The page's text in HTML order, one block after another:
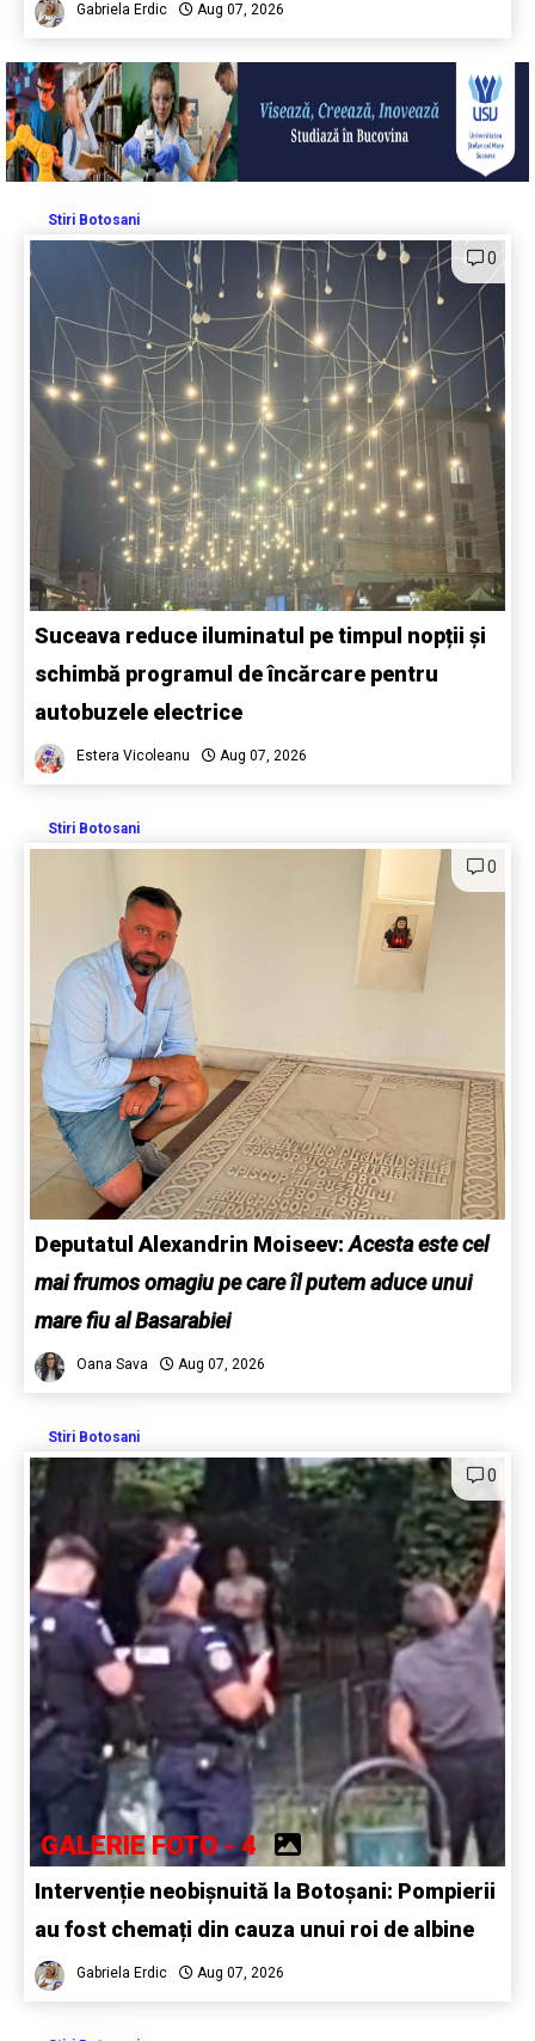
Gabriela Erdic Aug 07, 2026
Stiri Botosani
0
Suceava reduce iluminatul pe timpul nopții și
schimbă programul de încărcare pentru
autobuzele electrice
Estera Vicoleanu Aug 07, 2026
Stiri Botosani
0
Deputatul Alexandrin Moiseev:Acesta este cel
mai frumos omagiu pe care îl putem aduce unui
mare fiu al Basarabiei
Oana Sava Aug 07, 2026
Stiri Botosani
0
GALERIE FOTO - 4
Intervenție neobișnuită la Botoșani: Pompierii
au fost chemați din cauza unui roi de albine
Gabriela Erdic Aug 07, 2026